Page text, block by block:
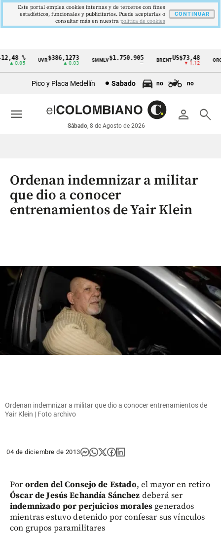
Cintillo
económicos
Colombia
%
▲ 0.05
UVR$386,1273
▲ 0.03
SMMLV$1.750.905 BRENTUS$73,48
▼ 1.12
ORO
Pico y Placa Medellín Sabado no no
person search
Sábado, 8 de Agosto de 2026
menu
Ordenan indemnizar a militar
que dio a conocer
entrenamientos de Yair Klein
Ordenan indemnizar a militar que dio a conocer entrenamientos de
Yair Klein | Foto archivo
04 de diciembre de 2013
Por orden del Consejo de Estado, el mayor en retiro
Óscar de Jesús Echandía Sánchez deberá ser
indemnizado por perjuicios morales generados
mientras estuvo detenido por confesar sus vínculos
con grupos paramilitares
Este portal emplea cookies internas y de terceros con fines
estadísticos, funcionales y publicitarios. Puede aceptarlas o
consultar más en nuestra politica de cookies
CONTINUAR